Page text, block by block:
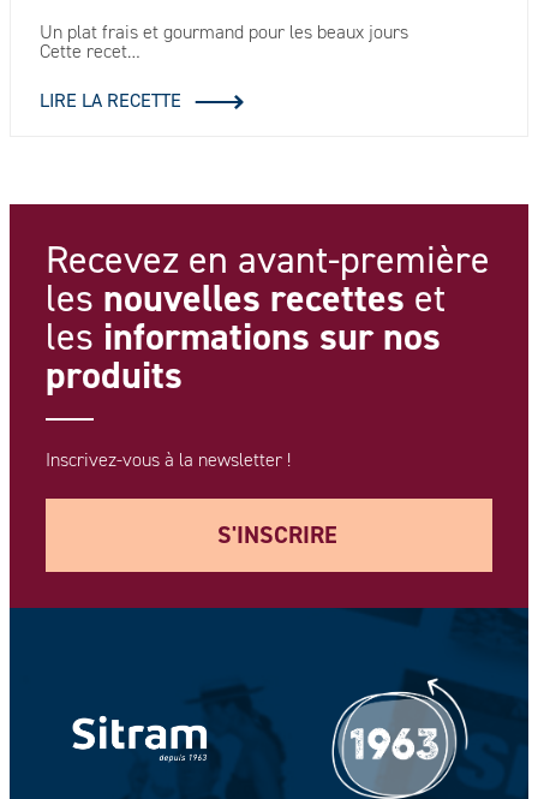
Un plat frais et gourmand pour les beaux jours
Cette recet…
LIRE LA RECETTE
Recevez en avant-première
les nouvelles recettes et
les informations sur nos
produits
Inscrivez-vous à la newsletter !
S'INSCRIRE
Votre Nom *